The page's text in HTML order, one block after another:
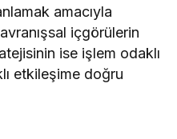
amacıyla
içgörülerin
ise işlem odaklı
etkileşime doğru